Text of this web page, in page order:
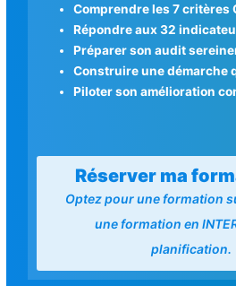
Comprendre les 7 critères
Répondre aux 32
Préparer son audit
Construire une démarche
Piloter son amélioration
Réserver ma
Optez pour une formation
une formation en
planification.